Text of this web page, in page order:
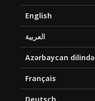
English
العربية
Azərbaycan dilində
Français